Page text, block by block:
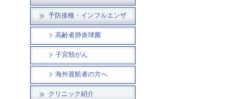
予防接種・インフルエンザ
高齢者肺炎球菌
子宮頸がん
海外渡航者の方へ
クリニック紹介